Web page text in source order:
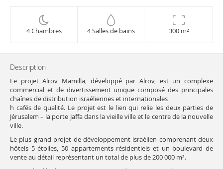
4 Chambres 4 Salles de bains 300 m²
Description
Le projet Alrov Mamilla, développé par Alrov, est un complexe
commercial et de divertissement unique composé des principales
chaînes de distribution israéliennes et internationales
h cafés de qualité. Le projet est le lien qui relie les deux parties de
Jérusalem – la porte Jaffa dans la vieille ville et le centre de la nouvelle
ville.
Le plus grand projet de développement israélien comprenant deux
hôtels 5 étoiles, 50 appartements résidentiels et un boulevard de
vente au détail représentant un total de plus de 200 000 m².